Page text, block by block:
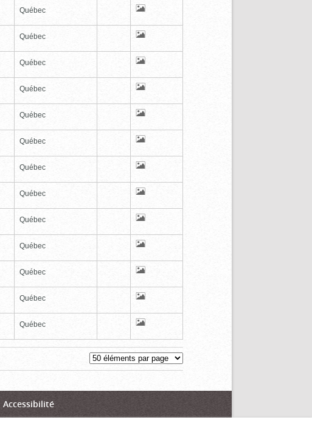
Québec
Québec
Québec
Québec
Québec
Québec
Québec
Québec
Québec
Québec
Québec
Québec
Québec
Accessibilité